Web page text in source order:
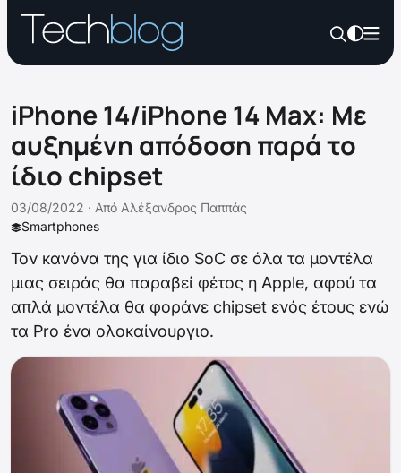
iPhone 14/iPhone 14 Max: Με
αυξημένη απόδοση παρά το
ίδιο chipset
Smartphones
03/08/2022 · Από Αλέξανδρος Παππάς
Τον κανόνα της για ίδιο SoC σε όλα τα μοντέλα
μιας σειράς θα παραβεί φέτος η Apple, αφού τα
απλά μοντέλα θα φοράνε chipset ενός έτους ενώ
τα Pro ένα ολοκαίνουργιο.